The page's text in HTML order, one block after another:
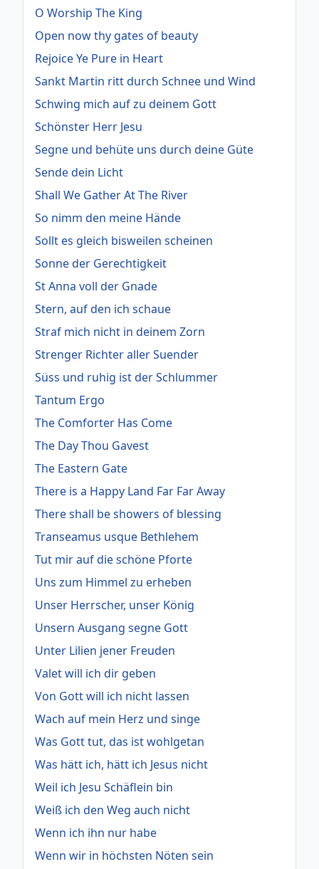
O Worship The King
Open now thy gates of beauty
Rejoice Ye Pure in Heart
Sankt Martin ritt durch Schnee und Wind
Schwing mich auf zu deinem Gott
Schönster Herr Jesu
Segne und behüte uns durch deine Güte
Sende dein Licht
Shall We Gather At The River
So nimm den meine Hände
Sollt es gleich bisweilen scheinen
Sonne der Gerechtigkeit
St Anna voll der Gnade
Stern, auf den ich schaue
Straf mich nicht in deinem Zorn
Strenger Richter aller Suender
Süss und ruhig ist der Schlummer
Tantum Ergo
The Comforter Has Come
The Day Thou Gavest
The Eastern Gate
There is a Happy Land Far Far Away
There shall be showers of blessing
Transeamus usque Bethlehem
Tut mir auf die schöne Pforte
Uns zum Himmel zu erheben
Unser Herrscher, unser König
Unsern Ausgang segne Gott
Unter Lilien jener Freuden
Valet will ich dir geben
Von Gott will ich nicht lassen
Wach auf mein Herz und singe
Was Gott tut, das ist wohlgetan
Was hätt ich, hätt ich Jesus nicht
Weil ich Jesu Schäflein bin
Weiß ich den Weg auch nicht
Wenn ich ihn nur habe
Wenn wir in höchsten Nöten sein